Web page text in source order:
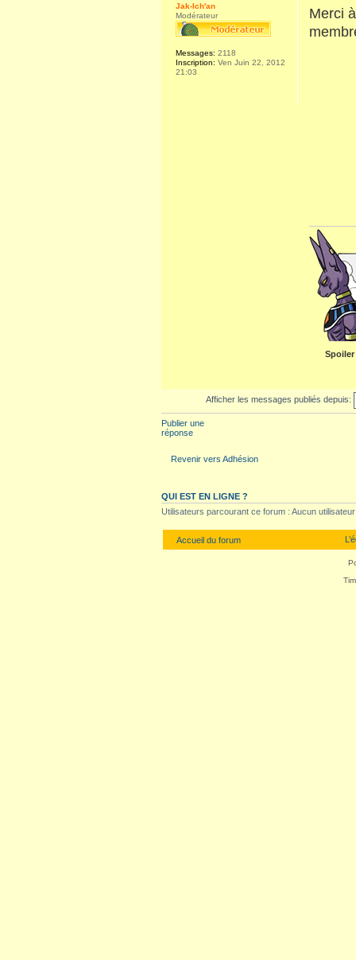
Merci
Spoiler
Jak-Ich'an
Modérateur
Messages: 2118
Inscription: Ven Juin 22, 2012
21:03
Afficher les messages publiés depuis:
Publier une
réponse
Revenir vers Adhésion
QUI EST EN LIGNE ?
Utilisateurs parcourant ce forum : Aucun
Accueil du forum